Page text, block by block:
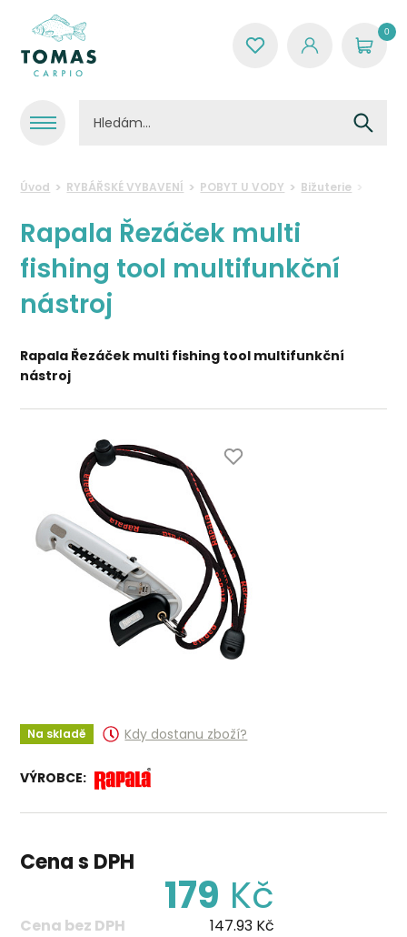
0
Úvod RYBÁŘSKÉ VYBAVENÍ POBYT U VODY Bižuterie
Rapala Řezáček multi
fishing tool multifunkční
nástroj
Rapala Řezáček multi fishing tool multifunkční
nástroj
Na skladě Kdy dostanu zboží?
VÝROBCE:
Cena s DPH
179 Kč
Cena bez DPH 147.93 Kč